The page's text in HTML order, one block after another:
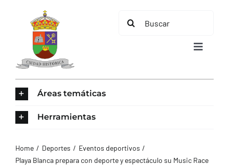
contenido
Buscar:
Toggle
Áreas temáticas
Herramientas
Home Deportes
Eventos deportivos
Playa Blanca prepara con deporte y espectáculo su Music Race